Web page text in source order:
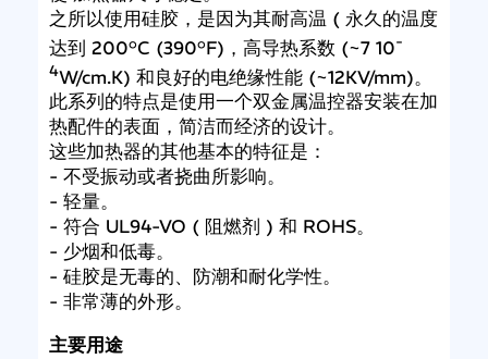
之所以使用硅胶，是因为其耐高温 ( 永久的温度
达到 200°C (390°F)，高导热系数 (~7 10-
4W/cm.K) 和良好的电绝缘性能 (~12KV/mm)。
此系列的特点是使用一个双金属温控器安装在加
热配件的表面，简洁而经济的设计。
这些加热器的其他基本的特征是：
- 不受振动或者挠曲所影响。
- 轻量。
- 符合 UL94-VO ( 阻燃剂 ) 和 ROHS。
- 少烟和低毒。
- 硅胶是无毒的、防潮和耐化学性。
- 非常薄的外形。
主要用途